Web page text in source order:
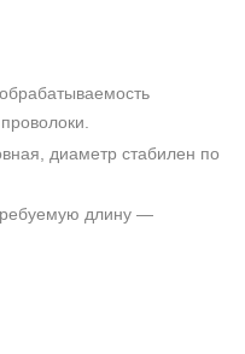
диаметр стабилен по
длину —